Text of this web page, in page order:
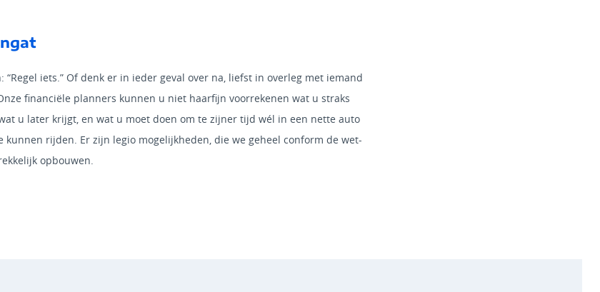
“Regel iets.” Of denk er in ieder geval over na, liefst in overleg met iemand
financiële planners kunnen u niet haarfijn voorrekenen wat u straks
u later krijgt, en wat u moet doen om te zijner tijd wél in een nette auto
kunnen rijden. Er zijn legio mogelijkheden, die we geheel conform de wet-
opbouwen.